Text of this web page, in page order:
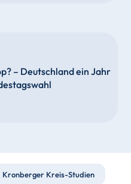
– Deutschland ein Jahr
Kronberger Kreis-Studien